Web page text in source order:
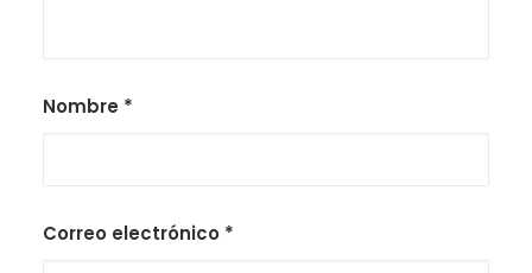
Nombre *
Correo electrónico *